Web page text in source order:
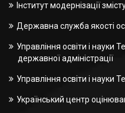
Інститут модернізації
Державна служба якості
Управління освіти і науки
державної адміністрації
Управління освіти і науки
Український центр